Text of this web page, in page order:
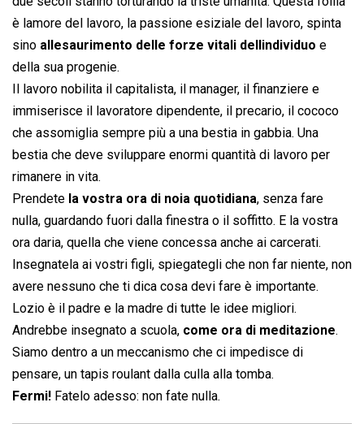
è lamore del lavoro, la passione esiziale del lavoro, spinta
sino allesaurimento delle forze vitali dellindividuo e
della sua progenie.
Il lavoro nobilita il capitalista, il manager, il finanziere e
immiserisce il lavoratore dipendente, il precario, il cococo
che assomiglia sempre più a una bestia in gabbia. Una
bestia che deve sviluppare enormi quantità di lavoro per
rimanere in vita.
Prendete la vostra ora di noia quotidiana, senza fare
nulla, guardando fuori dalla finestra o il soffitto. E la vostra
ora daria, quella che viene concessa anche ai carcerati.
Insegnatela ai vostri figli, spiegategli che non far niente, non
avere nessuno che ti dica cosa devi fare è importante.
Lozio è il padre e la madre di tutte le idee migliori.
Andrebbe insegnato a scuola, come ora di meditazione.
Siamo dentro a un meccanismo che ci impedisce di
pensare, un tapis roulant dalla culla alla tomba.
Fermi! Fatelo adesso: non fate nulla.